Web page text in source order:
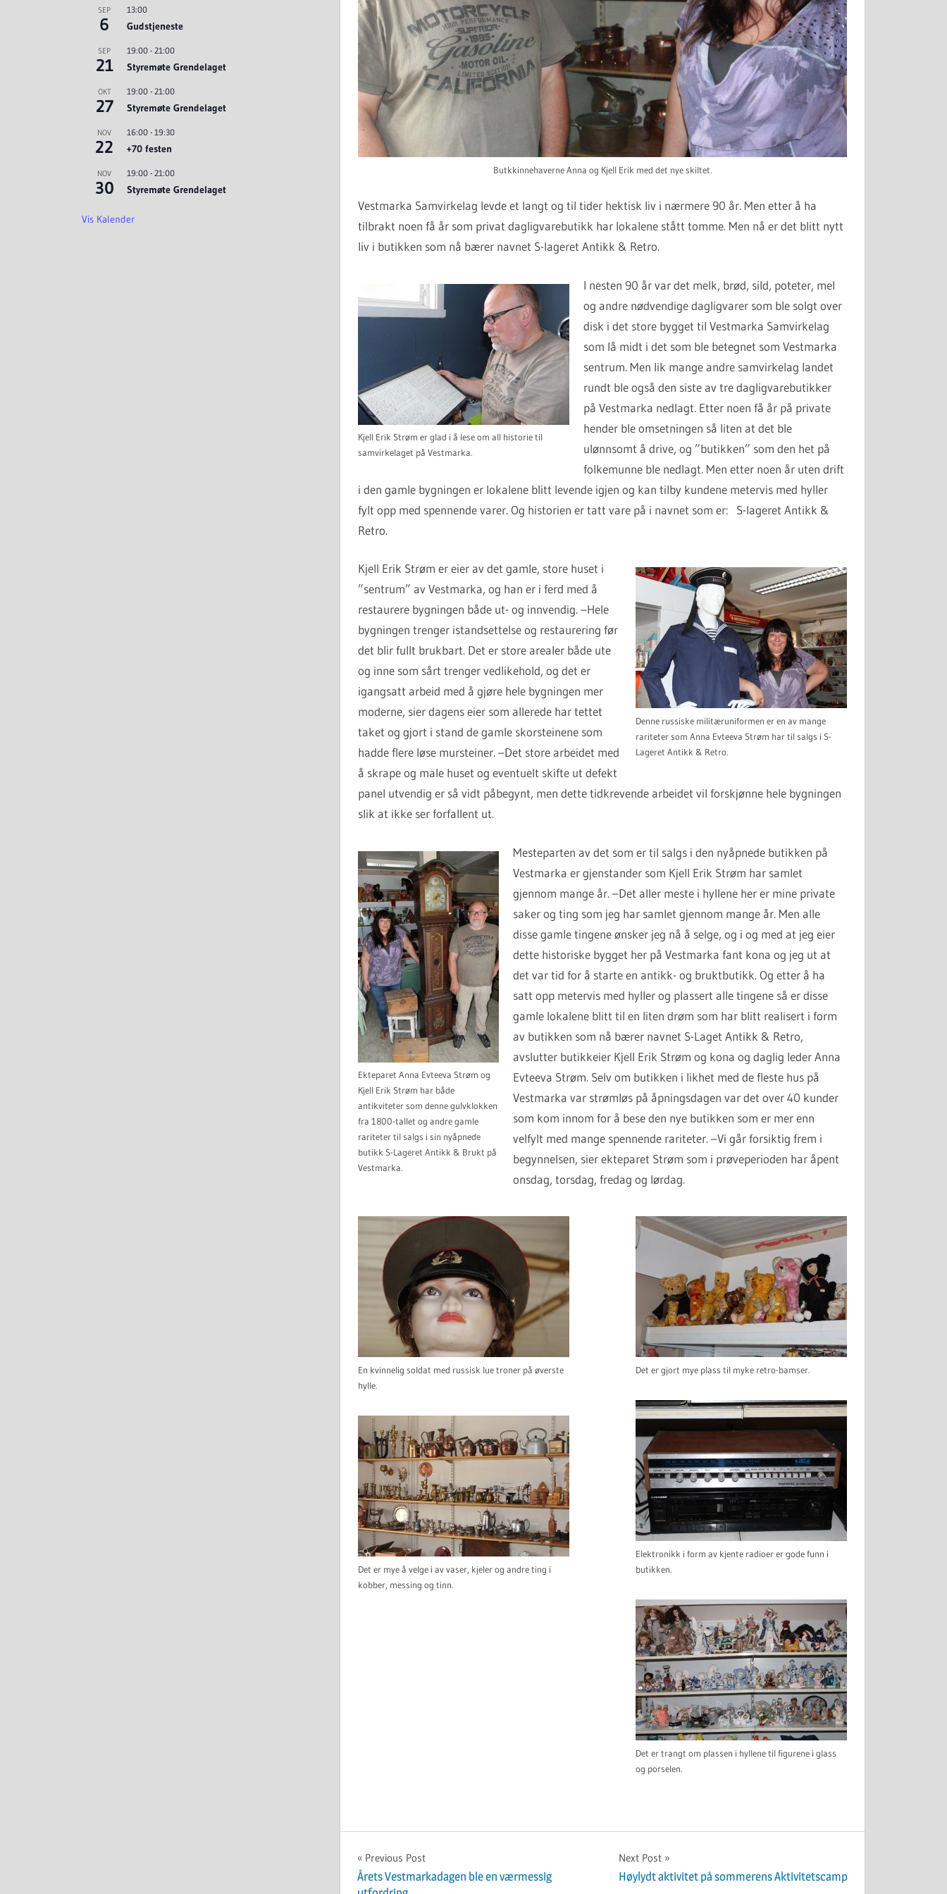
Butkkinnehaverne Anna og Kjell Erik med det nye skiltet.
Vestmarka Samvirkelag levde et langt og til tider hektisk liv i nærmere 90 år. Men etter å ha
tilbrakt noen få år som privat dagligvarebutikk har lokalene stått tomme. Men nå er det blitt nytt
liv i butikken som nå bærer navnet S-lageret Antikk & Retro.
Kjell Erik Strøm er glad i å lese om all historie til
samvirkelaget på Vestmarka.
I nesten 90 år var det melk, brød, sild, poteter, mel
og andre nødvendige dagligvarer som ble solgt over
disk i det store bygget til Vestmarka Samvirkelag
som lå midt i det som ble betegnet som Vestmarka
sentrum. Men lik mange andre samvirkelag landet
rundt ble også den siste av tre dagligvarebutikker
på Vestmarka nedlagt. Etter noen få år på private
hender ble omsetningen så liten at det ble
ulønnsomt å drive, og ”butikken” som den het på
folkemunne ble nedlagt. Men etter noen år uten drift
i den gamle bygningen er lokalene blitt levende igjen og kan tilby kundene metervis med hyller
fylt opp med spennende varer. Og historien er tatt vare på i navnet som er: S-lageret Antikk &
Retro.
Denne russiske militæruniformen er en av mange
rariteter som Anna Evteeva Strøm har til salgs i S-
Lageret Antikk & Retro.
Kjell Erik Strøm er eier av det gamle, store huset i
”sentrum” av Vestmarka, og han er i ferd med å
restaurere bygningen både ut- og innvendig. –Hele
bygningen trenger istandsettelse og restaurering før
det blir fullt brukbart. Det er store arealer både ute
og inne som sårt trenger vedlikehold, og det er
igangsatt arbeid med å gjøre hele bygningen mer
moderne, sier dagens eier som allerede har tettet
taket og gjort i stand de gamle skorsteinene som
hadde flere løse mursteiner. –Det store arbeidet med
å skrape og male huset og eventuelt skifte ut defekt
panel utvendig er så vidt påbegynt, men dette tidkrevende arbeidet vil forskjønne hele bygningen
slik at ikke ser forfallent ut.
Ekteparet Anna Evteeva Strøm og
Kjell Erik Strøm har både
antikviteter som denne gulvklokken
fra 1800-tallet og andre gamle
rariteter til salgs i sin nyåpnede
butikk S-Lageret Antikk & Brukt på
Vestmarka.
Mesteparten av det som er til salgs i den nyåpnede butikken på
Vestmarka er gjenstander som Kjell Erik Strøm har samlet
gjennom mange år. –Det aller meste i hyllene her er mine private
saker og ting som jeg har samlet gjennom mange år. Men alle
disse gamle tingene ønsker jeg nå å selge, og i og med at jeg eier
dette historiske bygget her på Vestmarka fant kona og jeg ut at
det var tid for å starte en antikk- og bruktbutikk. Og etter å ha
satt opp metervis med hyller og plassert alle tingene så er disse
gamle lokalene blitt til en liten drøm som har blitt realisert i form
av butikken som nå bærer navnet S-Laget Antikk & Retro,
avslutter butikkeier Kjell Erik Strøm og kona og daglig leder Anna
Evteeva Strøm. Selv om butikken i likhet med de fleste hus på
Vestmarka var strømløs på åpningsdagen var det over 40 kunder
som kom innom for å bese den nye butikken som er mer enn
velfylt med mange spennende rariteter. –Vi går forsiktig frem i
begynnelsen, sier ekteparet Strøm som i prøveperioden har åpent
onsdag, torsdag, fredag og lørdag.
Det er gjort mye plass til myke retro-bamser.
En kvinnelig soldat med russisk lue troner på øverste
hylle.
Elektronikk i form av kjente radioer er gode funn i
butikken.
Det er mye å velge i av vaser, kjeler og andre ting i
kobber, messing og tinn.
Det er trangt om plassen i hyllene til figurene i glass
og porselen.
Innleggsnavigasjon
Previous Post
Årets Vestmarkadagen ble en værmessig
Next Post
Høylydt aktivitet på sommerens Aktivitetscamp
SEP
6
13:00
Gudstjeneste
SEP
21
19:00 - 21:00
Styremøte Grendelaget
OKT
27
19:00 - 21:00
Styremøte Grendelaget
NOV
22
16:00 - 19:30
+70 festen
NOV
30
19:00 - 21:00
Styremøte Grendelaget
Vis Kalender